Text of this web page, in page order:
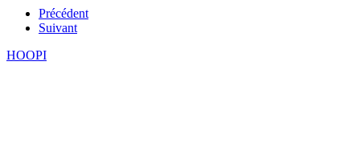
Précédent
Suivant
HOOPI